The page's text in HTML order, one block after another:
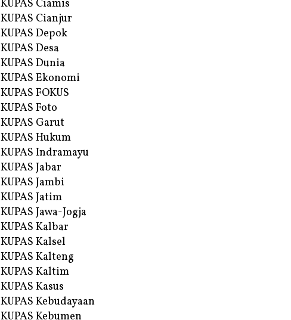
KUPAS Ciamis
KUPAS Cianjur
KUPAS Depok
KUPAS Desa
KUPAS Dunia
KUPAS Ekonomi
KUPAS FOKUS
KUPAS Foto
KUPAS Garut
KUPAS Hukum
KUPAS Indramayu
KUPAS Jabar
KUPAS Jambi
KUPAS Jatim
KUPAS Jawa-Jogja
KUPAS Kalbar
KUPAS Kalsel
KUPAS Kalteng
KUPAS Kaltim
KUPAS Kasus
KUPAS Kebudayaan
KUPAS Kebumen